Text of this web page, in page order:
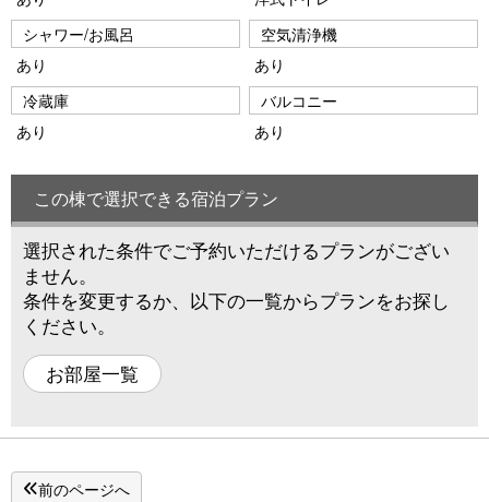
シャワー/お風呂
あり
空気清浄機
あり
冷蔵庫
あり
バルコニー
あり
この棟で選択できる宿泊プラン
選択された条件でご予約いただけるプランがござい
ません。
条件を変更するか、以下の一覧からプランをお探し
ください。
お部屋一覧
前のページへ